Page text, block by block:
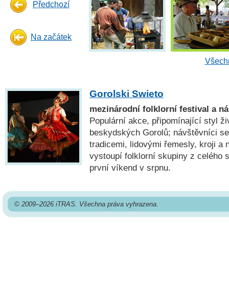
Předchozí
Na začátek
Gorolski Swieto
mezinárodní folklorní festival a
Populární akce, připomínající styl
beskydských Gorolů; návštěvníci
tradicemi, lidovými řemesly, kroji a
vystoupí folklorní skupiny z celého
první víkend v srpnu.
© 2009–2026 iTRAS. Všechna práva vyhrazena.